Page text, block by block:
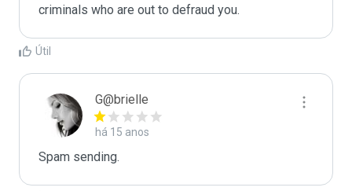
criminals who are out to defraud you.
Útil
G@brielle
há 15 anos
Spam sending.